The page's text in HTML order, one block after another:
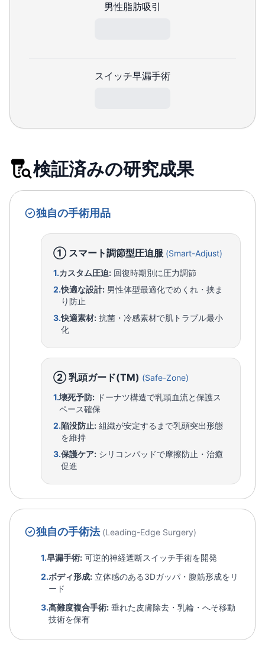
男性脂肪吸引
スイッチ早漏手術
検証済みの研究成果
独自の手術用品
① スマート調節型圧迫服 (Smart-Adjust)
1.カスタム圧迫: 回復時期別に圧力調節
2.快適な設計: 男性体型最適化でめくれ・挟ま
り防止
3.快適素材: 抗菌・冷感素材で肌トラブル最小
化
② 乳頭ガード(TM) (Safe-Zone)
1.壊死予防: ドーナツ構造で乳頭血流と保護ス
ペース確保
2.陥没防止: 組織が安定するまで乳頭突出形態
を維持
3.保護ケア: シリコンパッドで摩擦防止・治癒
促進
独自の手術法 (Leading-Edge Surgery)
1.早漏手術: 可逆的神経遮断スイッチ手術を開発
2.ボディ形成: 立体感のある3Dガッパ・腹筋形成をリ
ード
3.高難度複合手術: 垂れた皮膚除去・乳輪・へそ移動
技術を保有